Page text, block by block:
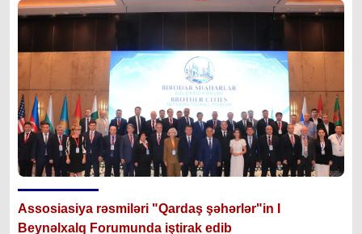
Assosiasiya rəsmiləri "Qardaş şəhərlər"in I
Beynəlxalq Forumunda iştirak edib